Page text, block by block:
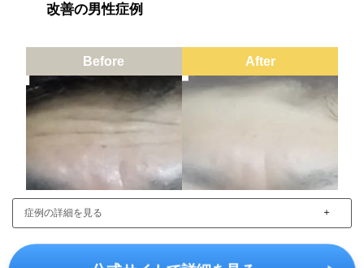
改善の男性症例
Before After
症例の詳細を見る ＋